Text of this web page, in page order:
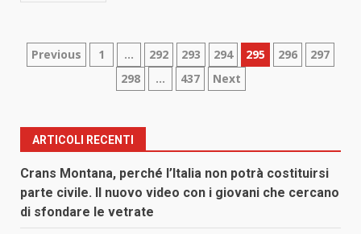
Paginazione
articoli
Previous 1 … 292 293 294 295 296
297
298
… 437 Next
ARTICOLI RECENTI
Crans Montana, perché l’Italia non potrà costituirsi
parte civile. Il nuovo video con i giovani che cercano
di sfondare le vetrate